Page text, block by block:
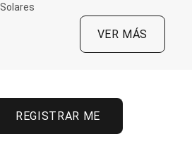
Solares
VER MÁS
REGISTRAR ME